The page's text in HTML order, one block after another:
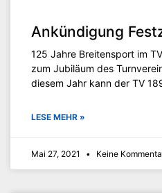
Ankündigung
125 Jahre Breitensport im
zum Jubiläum des
diesem Jahr kann der TV
LESE MEHR »
Mai 27, 2021 Keine